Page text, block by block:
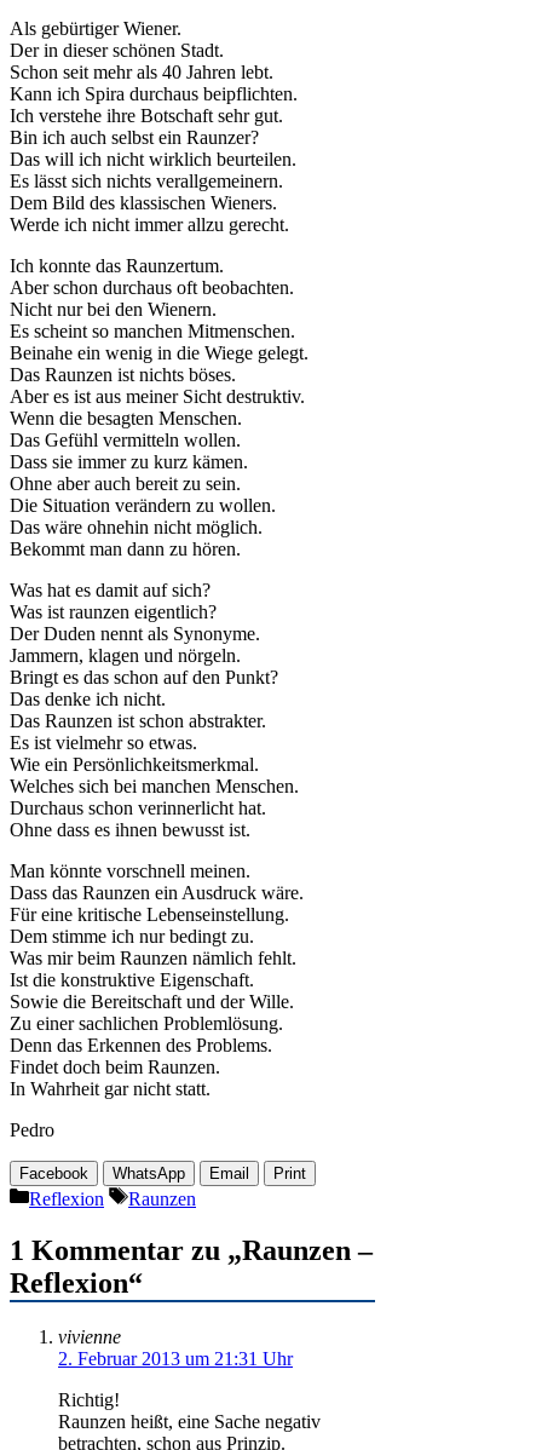
Als gebürtiger Wiener.
Der in dieser schönen Stadt.
Schon seit mehr als 40 Jahren lebt.
Kann ich Spira durchaus beipflichten.
Ich verstehe ihre Botschaft sehr gut.
Bin ich auch selbst ein Raunzer?
Das will ich nicht wirklich beurteilen.
Es lässt sich nichts verallgemeinern.
Dem Bild des klassischen Wieners.
Werde ich nicht immer allzu gerecht.
Ich konnte das Raunzertum.
Aber schon durchaus oft beobachten.
Nicht nur bei den Wienern.
Es scheint so manchen Mitmenschen.
Beinahe ein wenig in die Wiege gelegt.
Das Raunzen ist nichts böses.
Aber es ist aus meiner Sicht destruktiv.
Wenn die besagten Menschen.
Das Gefühl vermitteln wollen.
Dass sie immer zu kurz kämen.
Ohne aber auch bereit zu sein.
Die Situation verändern zu wollen.
Das wäre ohnehin nicht möglich.
Bekommt man dann zu hören.
Was hat es damit auf sich?
Was ist raunzen eigentlich?
Der Duden nennt als Synonyme.
Jammern, klagen und nörgeln.
Bringt es das schon auf den Punkt?
Das denke ich nicht.
Das Raunzen ist schon abstrakter.
Es ist vielmehr so etwas.
Wie ein Persönlichkeitsmerkmal.
Welches sich bei manchen Menschen.
Durchaus schon verinnerlicht hat.
Ohne dass es ihnen bewusst ist.
Man könnte vorschnell meinen.
Dass das Raunzen ein Ausdruck wäre.
Für eine kritische Lebenseinstellung.
Dem stimme ich nur bedingt zu.
Was mir beim Raunzen nämlich fehlt.
Ist die konstruktive Eigenschaft.
Sowie die Bereitschaft und der Wille.
Zu einer sachlichen Problemlösung.
Denn das Erkennen des Problems.
Findet doch beim Raunzen.
In Wahrheit gar nicht statt.
Pedro
Facebook WhatsApp Email Print
Kategorien
Reflexion Schlagwörter
Raunzen
1 Kommentar zu „Raunzen –
Reflexion“
vivienne
2. Februar 2013 um 21:31 Uhr
Richtig!
Raunzen heißt, eine Sache negativ
betrachten, schon aus Prinzip.